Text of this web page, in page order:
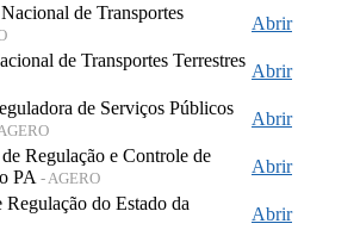
de Transportes
Abrir
de Transportes Terrestres
Abrir
de Serviços Públicos
Abrir
Regulação e Controle de
PA - AGERO
Abrir
do Estado da
Abrir